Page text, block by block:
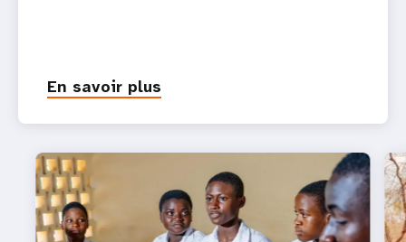
En savoir plus